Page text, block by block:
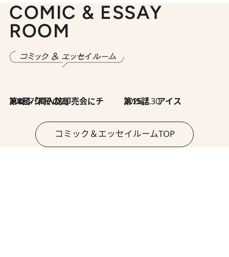
COMIC & ESSAY
ROOM
2026.7.30
第8回「同人誌即売会にチャレンジ その2」 2026.7.30
第15話 アイス
コミック＆エッセイルームTOP